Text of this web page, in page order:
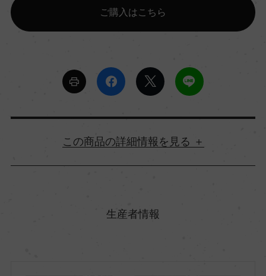
ご購入はこちら
詳細情報
生産者情報